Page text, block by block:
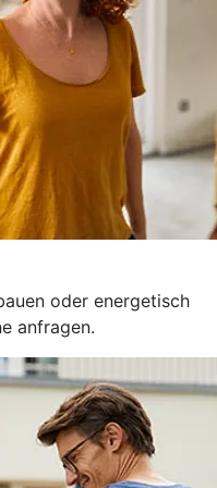
oder energetisch
anfragen.